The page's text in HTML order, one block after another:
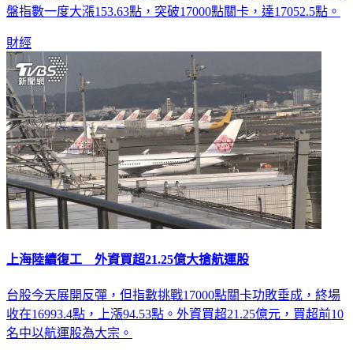
盤指數一度大漲153.63點，突破17000點關卡，達17052.5點。
財經
上海陸續復工 外資買超21.25億大搶航運股
台股今天展開反彈，但指數挑戰17000點關卡功敗垂成，終場
收在16993.4點，上漲94.53點。外資買超21.25億元，買超前10
名中以航運股為大宗。